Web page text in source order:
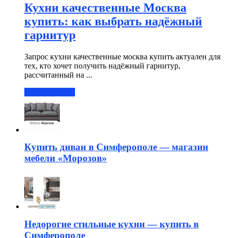
Кухни качественные Москва
купить: как выбрать надёжный
гарнитур
Запрос кухни качественные москва купить актуален для
тех, кто хочет получить надёжный гарнитур,
рассчитанный на ...
Купить диван в Симферополе — магазин
мебели «Морозов»
Недорогие стильные кухни — купить в
Симферополе